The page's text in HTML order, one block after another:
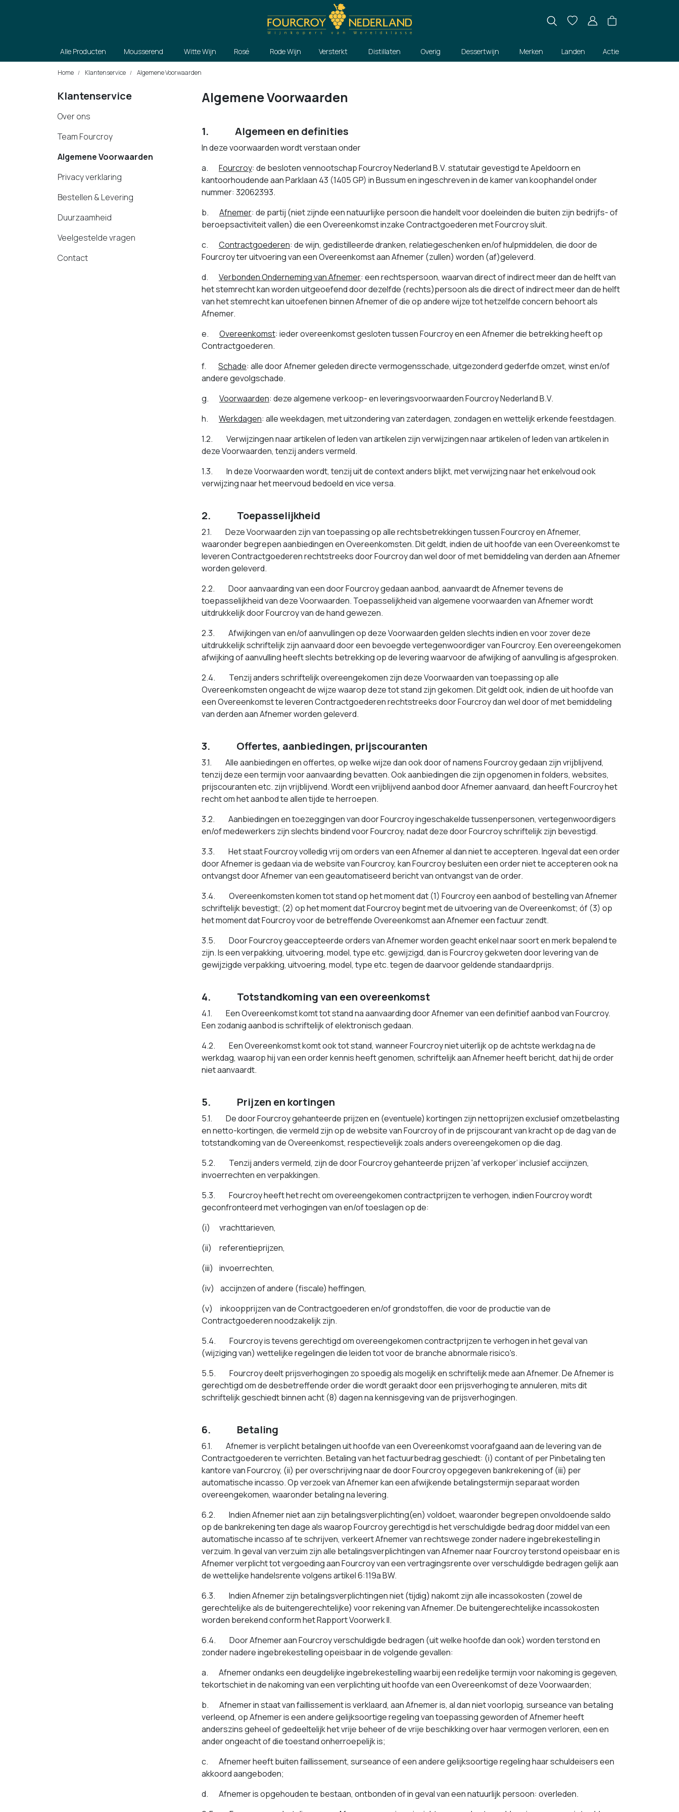
Alle Producten Mousserend Witte Wijn Rosé Rode Wijn Versterkt Distillaten Overig Dessertwijn Merken Landen Actie
Home Klantenservice Algemene Voorwaarden
Klantenservice
Over ons
Team Fourcroy
Algemene Voorwaarden
Privacy verklaring
Bestellen & Levering
Duurzaamheid
Veelgestelde vragen
Contact
Algemene Voorwaarden
1. Algemeen en definities
In deze voorwaarden wordt verstaan onder
a. Fourcroy: de besloten vennootschap Fourcroy Nederland B.V. statutair gevestigd te Apeldoorn en
kantoorhoudende aan Parklaan 43 (1405 GP) in Bussum en ingeschreven in de kamer van koophandel onder
nummer: 32062393.
b. Afnemer: de partij (niet zijnde een natuurlijke persoon die handelt voor doeleinden die buiten zijn bedrijfs- of
beroepsactiviteit vallen) die een Overeenkomst inzake Contractgoederen met Fourcroy sluit.
c. Contractgoederen: de wijn, gedistilleerde dranken, relatiegeschenken en/of hulpmiddelen, die door de
Fourcroy ter uitvoering van een Overeenkomst aan Afnemer (zullen) worden (af)geleverd.
d. Verbonden Onderneming van Afnemer: een rechtspersoon, waarvan direct of indirect meer dan de helft van
het stemrecht kan worden uitgeoefend door dezelfde (rechts)persoon als die direct of indirect meer dan de helft
van het stemrecht kan uitoefenen binnen Afnemer of die op andere wijze tot hetzelfde concern behoort als
Afnemer.
e. Overeenkomst: ieder overeenkomst gesloten tussen Fourcroy en een Afnemer die betrekking heeft op
Contractgoederen.
f. Schade: alle door Afnemer geleden directe vermogensschade, uitgezonderd gederfde omzet, winst en/of
andere gevolgschade.
g. Voorwaarden: deze algemene verkoop- en leveringsvoorwaarden Fourcroy Nederland B.V.
h. Werkdagen: alle weekdagen, met uitzondering van zaterdagen, zondagen en wettelijk erkende feestdagen.
1.2. Verwijzingen naar artikelen of leden van artikelen zijn verwijzingen naar artikelen of leden van artikelen in
deze Voorwaarden, tenzij anders vermeld.
1.3. In deze Voorwaarden wordt, tenzij uit de context anders blijkt, met verwijzing naar het enkelvoud ook
verwijzing naar het meervoud bedoeld en vice versa.
2. Toepasselijkheid
2.1. Deze Voorwaarden zijn van toepassing op alle rechtsbetrekkingen tussen Fourcroy en Afnemer,
waaronder begrepen aanbiedingen en Overeenkomsten. Dit geldt, indien de uit hoofde van een Overeenkomst te
leveren Contractgoederen rechtstreeks door Fourcroy dan wel door of met bemiddeling van derden aan Afnemer
worden geleverd.
2.2. Door aanvaarding van een door Fourcroy gedaan aanbod, aanvaardt de Afnemer tevens de
toepasselijkheid van deze Voorwaarden. Toepasselijkheid van algemene voorwaarden van Afnemer wordt
uitdrukkelijk door Fourcroy van de hand gewezen.
2.3. Afwijkingen van en/of aanvullingen op deze Voorwaarden gelden slechts indien en voor zover deze
uitdrukkelijk schriftelijk zijn aanvaard door een bevoegde vertegenwoordiger van Fourcroy. Een overeengekomen
afwijking of aanvulling heeft slechts betrekking op de levering waarvoor de afwijking of aanvulling is afgesproken.
2.4. Tenzij anders schriftelijk overeengekomen zijn deze Voorwaarden van toepassing op alle
Overeenkomsten ongeacht de wijze waarop deze tot stand zijn gekomen. Dit geldt ook, indien de uit hoofde van
een Overeenkomst te leveren Contractgoederen rechtstreeks door Fourcroy dan wel door of met bemiddeling
van derden aan Afnemer worden geleverd.
3. Offertes, aanbiedingen, prijscouranten
3.1. Alle aanbiedingen en offertes, op welke wijze dan ook door of namens Fourcroy gedaan zijn vrijblijvend,
tenzij deze een termijn voor aanvaarding bevatten. Ook aanbiedingen die zijn opgenomen in folders, websites,
prijscouranten etc. zijn vrijblijvend. Wordt een vrijblijvend aanbod door Afnemer aanvaard, dan heeft Fourcroy het
recht om het aanbod te allen tijde te herroepen.
3.2. Aanbiedingen en toezeggingen van door Fourcroy ingeschakelde tussenpersonen, vertegenwoordigers
en/of medewerkers zijn slechts bindend voor Fourcroy, nadat deze door Fourcroy schriftelijk zijn bevestigd.
3.3. Het staat Fourcroy volledig vrij om orders van een Afnemer al dan niet te accepteren. Ingeval dat een order
door Afnemer is gedaan via de website van Fourcroy, kan Fourcroy besluiten een order niet te accepteren ook na
ontvangst door Afnemer van een geautomatiseerd bericht van ontvangst van de order.
3.4. Overeenkomsten komen tot stand op het moment dat (1) Fourcroy een aanbod of bestelling van Afnemer
schriftelijk bevestigt; (2) op het moment dat Fourcroy begint met de uitvoering van de Overeenkomst; óf (3) op
het moment dat Fourcroy voor de betreffende Overeenkomst aan Afnemer een factuur zendt.
3.5. Door Fourcroy geaccepteerde orders van Afnemer worden geacht enkel naar soort en merk bepalend te
zijn. Is een verpakking, uitvoering, model, type etc. gewijzigd, dan is Fourcroy gekweten door levering van de
gewijzigde verpakking, uitvoering, model, type etc. tegen de daarvoor geldende standaardprijs.
4. Totstandkoming van een overeenkomst
4.1. Een Overeenkomst komt tot stand na aanvaarding door Afnemer van een definitief aanbod van Fourcroy.
Een zodanig aanbod is schriftelijk of elektronisch gedaan.
4.2. Een Overeenkomst komt ook tot stand, wanneer Fourcroy niet uiterlijk op de achtste werkdag na de
werkdag, waarop hij van een order kennis heeft genomen, schriftelijk aan Afnemer heeft bericht, dat hij de order
niet aanvaardt.
5. Prijzen en kortingen
5.1. De door Fourcroy gehanteerde prijzen en (eventuele) kortingen zijn nettoprijzen exclusief omzetbelasting
en netto-kortingen, die vermeld zijn op de website van Fourcroy of in de prijscourant van kracht op de dag van de
totstandkoming van de Overeenkomst, respectievelijk zoals anders overeengekomen op die dag.
5.2. Tenzij anders vermeld, zijn de door Fourcroy gehanteerde prijzen 'af verkoper’ inclusief accijnzen,
invoerrechten en verpakkingen.
5.3. Fourcroy heeft het recht om overeengekomen contractprijzen te verhogen, indien Fourcroy wordt
geconfronteerd met verhogingen van en/of toeslagen op de:
(i) vrachttarieven,
(ii) referentieprijzen,
(iii) invoerrechten,
(iv) accijnzen of andere (fiscale) heffingen,
(v) inkoopprijzen van de Contractgoederen en/of grondstoffen, die voor de productie van de
Contractgoederen noodzakelijk zijn.
5.4. Fourcroy is tevens gerechtigd om overeengekomen contractprijzen te verhogen in het geval van
(wijziging van) wettelijke regelingen die leiden tot voor de branche abnormale risico's.
5.5. Fourcroy deelt prijsverhogingen zo spoedig als mogelijk en schriftelijk mede aan Afnemer. De Afnemer is
gerechtigd om de desbetreffende order die wordt geraakt door een prijsverhoging te annuleren, mits dit
schriftelijk geschiedt binnen acht (8) dagen na kennisgeving van de prijsverhogingen.
6. Betaling
6.1. Afnemer is verplicht betalingen uit hoofde van een Overeenkomst voorafgaand aan de levering van de
Contractgoederen te verrichten. Betaling van het factuurbedrag geschiedt: (i) contant of per Pinbetaling ten
kantore van Fourcroy, (ii) per overschrijving naar de door Fourcroy opgegeven bankrekening of (iii) per
automatische incasso. Op verzoek van Afnemer kan een afwijkende betalingstermijn separaat worden
overeengekomen, waaronder betaling na levering.
6.2. Indien Afnemer niet aan zijn betalingsverplichting(en) voldoet, waaronder begrepen onvoldoende saldo
op de bankrekening ten dage als waarop Fourcroy gerechtigd is het verschuldigde bedrag door middel van een
automatische incasso af te schrijven, verkeert Afnemer van rechtswege zonder nadere ingebrekestelling in
verzuim. In geval van verzuim zijn alle betalingsverplichtingen van Afnemer naar Fourcroy terstond opeisbaar en is
Afnemer verplicht tot vergoeding aan Fourcroy van een vertragingsrente over verschuldigde bedragen gelijk aan
de wettelijke handelsrente volgens artikel 6:119a BW.
6.3. Indien Afnemer zijn betalingsverplichtingen niet (tijdig) nakomt zijn alle incassokosten (zowel de
gerechtelijke als de buitengerechtelijke) voor rekening van Afnemer. De buitengerechtelijke incassokosten
worden berekend conform het Rapport Voorwerk II.
6.4. Door Afnemer aan Fourcroy verschuldigde bedragen (uit welke hoofde dan ook) worden terstond en
zonder nadere ingebrekestelling opeisbaar in de volgende gevallen:
a. Afnemer ondanks een deugdelijke ingebrekestelling waarbij een redelijke termijn voor nakoming is gegeven,
tekortschiet in de nakoming van een verplichting uit hoofde van een Overeenkomst of deze Voorwaarden;
b. Afnemer in staat van faillissement is verklaard, aan Afnemer is, al dan niet voorlopig, surseance van betaling
verleend, op Afnemer is een andere gelijksoortige regeling van toepassing geworden of Afnemer heeft
anderszins geheel of gedeeltelijk het vrije beheer of de vrije beschikking over haar vermogen verloren, een en
ander ongeacht of die toestand onherroepelijk is;
c. Afnemer heeft buiten faillissement, surseance of een andere gelijksoortige regeling haar schuldeisers een
akkoord aangeboden;
d. Afnemer is opgehouden te bestaan, ontbonden of in geval van een natuurlijk persoon: overleden.